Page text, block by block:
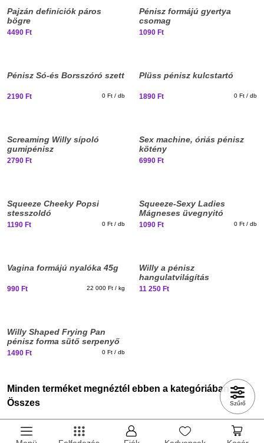
Szűrő
Pajzán definíciók páros
bögre
4490 Ft
Pénisz formájú gyertya
csomag
1090 Ft
Pénisz Só-és Borsszóró szett
2190 Ft 0 Ft / db
Plüss pénisz kulcstartó
1890 Ft 0 Ft / db
Screaming Willy sípoló
gumipénisz
2790 Ft
Sex machine, óriás pénisz
kötény
6990 Ft
Squeeze Cheeky Popsi
stesszoldó
1190 Ft 0 Ft / db
Squeeze-Sexy Ladies
Mágneses üvegnyitó
1090 Ft 0 Ft / db
Vagina formájú nyalóka 45g
990 Ft 22 000 Ft / kg
Willy a pénisz
hangulatvilágítás
11 250 Ft
Willy Shaped Frying Pan
pénisz forma sütő serpenyő
1490 Ft 0 Ft / db
Minden terméket megnéztél ebben a kategóriában:
Összes